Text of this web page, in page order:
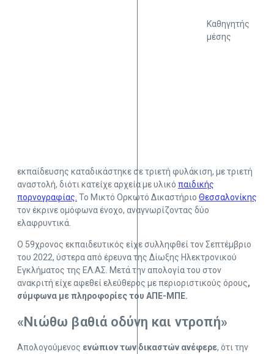
Καθηγητής
μέσης
εκπαίδευσης καταδικάστηκε σε τριετή φυλάκιση, με τριετή
αναστολή, διότι κατείχε αρχεία με υλικό παιδικής
πορνογραφίας. Το Μικτό Ορκωτό Δικαστήριο Θεσσαλονίκης
τον έκρινε ομόφωνα ένοχο, αναγνωρίζοντας δύο
ελαφρυντικά.
Ο 59χρονος εκπαιδευτικός είχε συλληφθεί τον Σεπτέμβριο
του 2022, ύστερα από έρευνα της Δίωξης Ηλεκτρονικού
Εγκλήματος της ΕΛ.ΑΣ. Μετά την απολογία του στον
ανακριτή είχε αφεθεί ελεύθερος με περιοριστικούς όρους,
σύμφωνα με πληροφορίες του ΑΠΕ-ΜΠΕ.
«Νιώθω βαθιά οδύνη και ντροπή»
Απολογούμενος ενώπιον των δικαστών ανέφερε, ότι την